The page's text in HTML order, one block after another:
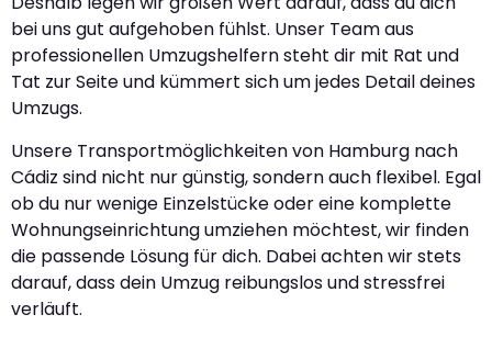
bei uns gut aufgehoben fühlst. Unser Team aus
professionellen Umzugshelfern steht dir mit Rat und
Tat zur Seite und kümmert sich um jedes Detail deines
Umzugs.
Unsere Transportmöglichkeiten von Hamburg nach
Cádiz sind nicht nur günstig, sondern auch flexibel. Egal
ob du nur wenige Einzelstücke oder eine komplette
Wohnungseinrichtung umziehen möchtest, wir finden
die passende Lösung für dich. Dabei achten wir stets
darauf, dass dein Umzug reibungslos und stressfrei
verläuft.